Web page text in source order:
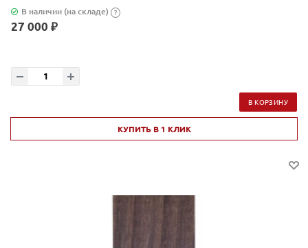
В наличии (на складе) ?
27 000 ₽
В КОРЗИНУ
КУПИТЬ В 1 КЛИК